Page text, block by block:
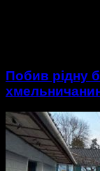
Побив рідну